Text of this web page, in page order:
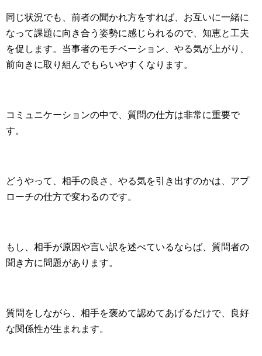
同じ状況でも、前者の聞かれ方をすれば、お互いに一緒に
なって課題に向き合う姿勢に感じられるので、知恵と工夫
を促します。当事者のモチベーション、やる気が上がり、
前向きに取り組んでもらいやすくなります。
コミュニケーションの中で、質問の仕方は非常に重要で
す。
どうやって、相手の良さ、やる気を引き出すのかは、アプ
ローチの仕方で変わるのです。
もし、相手が原因や言い訳を述べているならば、質問者の
聞き方に問題があります。
質問をしながら、相手を褒めて認めてあげるだけで、良好
な関係性が生まれます。